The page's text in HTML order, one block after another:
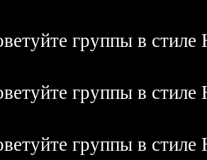
группы в стиле
группы в стиле
группы в стиле